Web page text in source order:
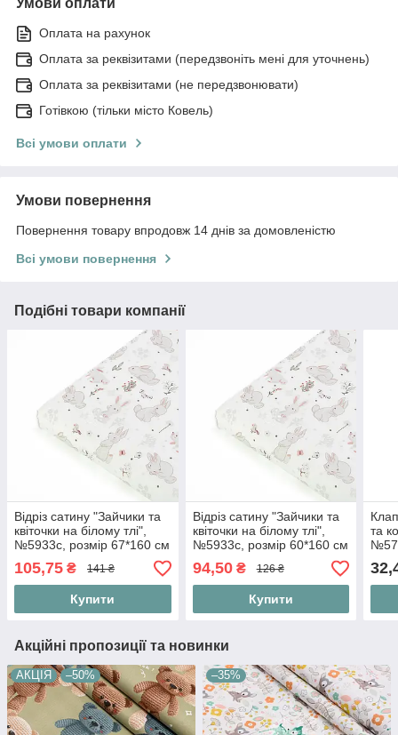
Умови оплати
Оплата на рахунок
Оплата за реквізитами (передзвоніть мені для уточнень)
Оплата за реквізитами (не передзвонювати)
Готівкою (тільки місто Ковель)
Всі умови оплати
Умови повернення
Повернення товару впродовж 14 днів за домовленістю
Всі умови повернення
Подібні товари компанії
Відріз сатину "Зайчики та
квіточки на білому тлі",
№5933с, розмір 67*160 см
105,75 ₴ 141 ₴
Купити
Відріз сатину "Зайчики та
квіточки на білому тлі",
№5933с, розмір 60*160 см
94,50₴ 126 ₴
Купити
та
Акційні пропозиції та новинки
АКЦІЯ –50% –35%